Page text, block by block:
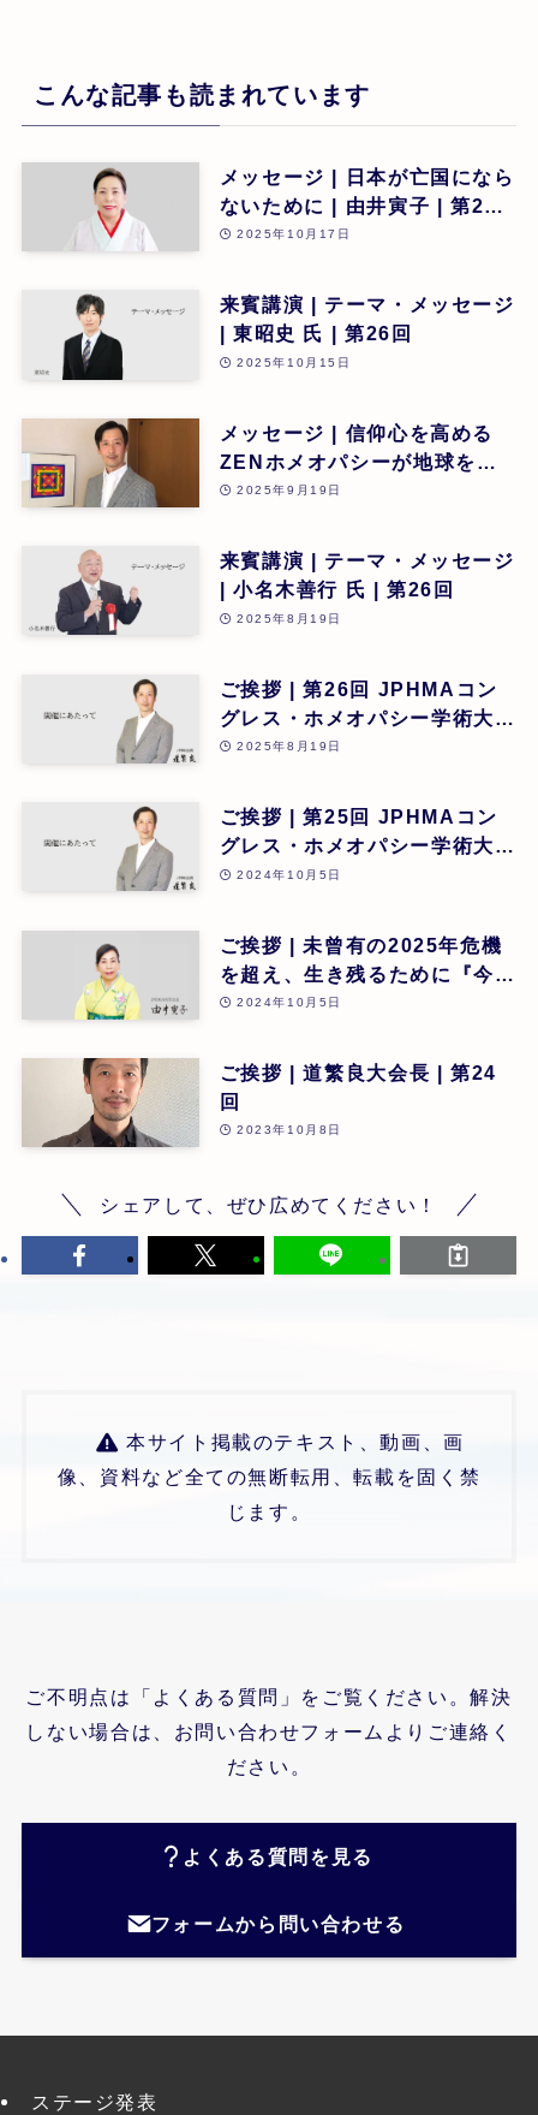
こんな記事も読まれています
メッセージ | 日本が亡国になら
ないために | 由井寅子 | 第26
回2025年10月17日
来賓講演 | テーマ・メッセージ
| 東昭史 氏 | 第26回
2025年10月15日
メッセージ | 信仰心を高める
ZENホメオパシーが地球を救
うカギとなる | 道繁良 | 第26
2025年9月19日
来賓講演 | テーマ・メッセージ
| 小名木善行 氏 | 第26回
2025年8月19日
ご挨拶 | 第26回 JPHMAコン
グレス・ホメオパシー学術大会
開催にあたって | 第26回
2025年8月19日
ご挨拶 | 第25回 JPHMAコン
グレス・ホメオパシー学術大会
開催にあたって | 第25回
2024年10月5日
ご挨拶 | 未曾有の2025年危機
を超え、生き残るために『今求
められる霊性向上とZENホメ
2024年10月5日
ご挨拶 | 道繁良大会長 | 第24
回
2023年10月8日
シェアして、ぜひ広めてください！
本サイト掲載のテキスト、動画、画
像、資料など全ての無断転用、転載を固く禁
じます。
ご不明点は「よくある質問」をご覧ください。解決
しない場合は、お問い合わせフォームよりご連絡く
ださい。
よくある質問を見る
フォームから問い合わせる
ステージ発表